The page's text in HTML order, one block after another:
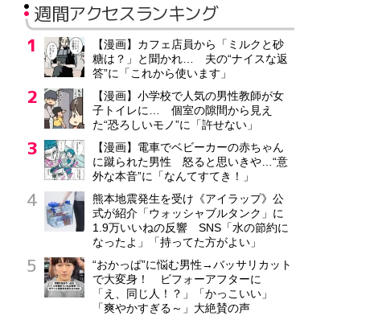
週間アクセスランキング
【漫画】カフェ店員から「ミルクと砂
糖は？」と聞かれ… 夫の“ナイスな返
答”に「これから使います」
【漫画】小学校で人気の男性教師が女
子トイレに… 個室の隙間から見え
た“恐ろしいモノ”に「許せない」
【漫画】電車でベビーカーの赤ちゃん
に蹴られた男性 怒ると思いきや…“意
外な本音”に「なんてすてき！」
熊本地震発生を受け《アイラップ》公
式が紹介「ウォッシャブルタンク」に
1.9万いいねの反響 SNS「水の節約に
なったよ」「持ってた方がよい」
“おかっぱ”に悩む男性→バッサリカット
で大変身！ ビフォーアフターに
「え、同じ人！？」「かっこいい」
「爽やかすぎる～」大絶賛の声